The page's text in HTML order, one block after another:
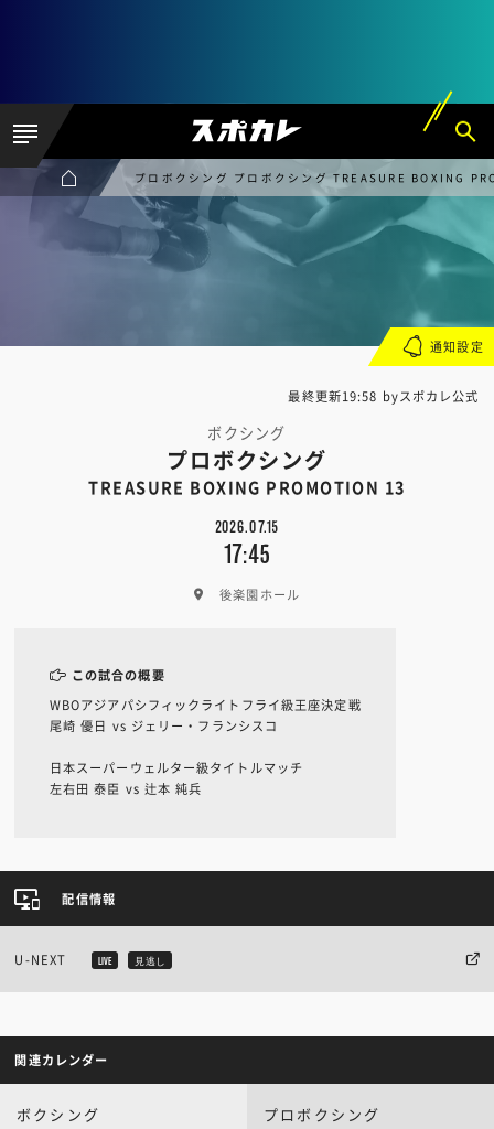
プロボクシング プロボクシング TREASURE BOXING
最終更新19:58 byスポカレ公式
ボクシング
プロボクシング
TREASURE BOXING PROMOTION 13
2026.07.15
17:45
後楽園ホール
通知設定
この試合の概要
WBOアジアパシフィックライトフライ級王座決定戦
尾崎 優日 vs ジェリー・フランシスコ
日本スーパーウェルター級タイトルマッチ
左右田 泰臣 vs 辻本 純兵
配信情報
U-NEXT LIVE 見逃し
関連カレンダー
ボクシング プロボクシング